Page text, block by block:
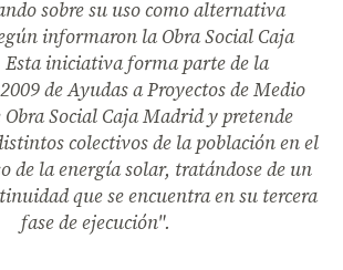
sobre su uso como alternativa
informaron la Obra Social Caja
iniciativa forma parte de la
de Ayudas a Proyectos de Medio
Social Caja Madrid y pretende
colectivos de la población en el
de la energía solar, tratándose de un
que se encuentra en su tercera
fase de ejecución".